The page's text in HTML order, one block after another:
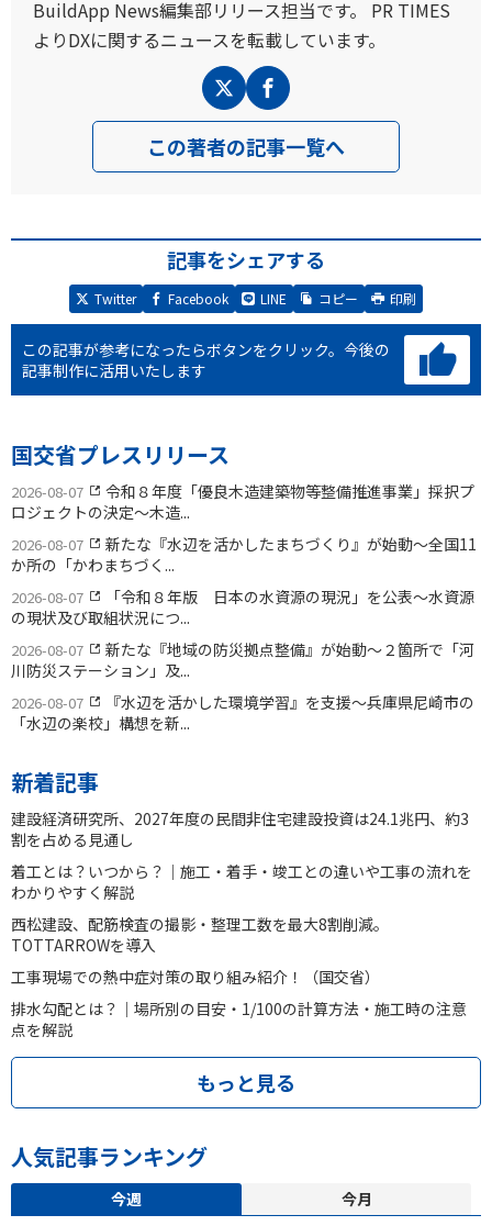
BuildApp News編集部リリース担当です。 PR TIMES
よりDXに関するニュースを転載しています。
この著者の記事一覧へ
記事をシェアする
Twitter Facebook LINE コピー 印刷
この記事が参考になったらボタンをクリック。 今後の
記事制作に活用いたします
国交省プレスリリース
2026-08-07
令和８年度「優良木造建築物等整備推進事業」採択プ
ロジェクトの決定〜木造...
2026-08-07
新たな『水辺を活かしたまちづくり』が始動〜全国11
か所の「かわまちづく...
2026-08-07
「令和８年版 日本の水資源の現況」を公表〜水資源
の現状及び取組状況につ...
2026-08-07
新たな『地域の防災拠点整備』が始動〜２箇所で「河
川防災ステーション」及...
2026-08-07
『水辺を活かした環境学習』を支援〜兵庫県尼崎市の
「水辺の楽校」構想を新...
新着記事
建設経済研究所、2027年度の民間非住宅建設投資は24.1兆円、約3
割を占める見通し
着工とは？いつから？｜施工・着手・竣工との違いや工事の流れを
わかりやすく解説
西松建設、配筋検査の撮影・整理工数を最大8割削減。
TOTTARROWを導入
工事現場での熱中症対策の取り組み紹介！（国交省）
排水勾配とは？｜場所別の目安・1/100の計算方法・施工時の注意
点を解説
もっと見る
人気記事ランキング
今週
今月